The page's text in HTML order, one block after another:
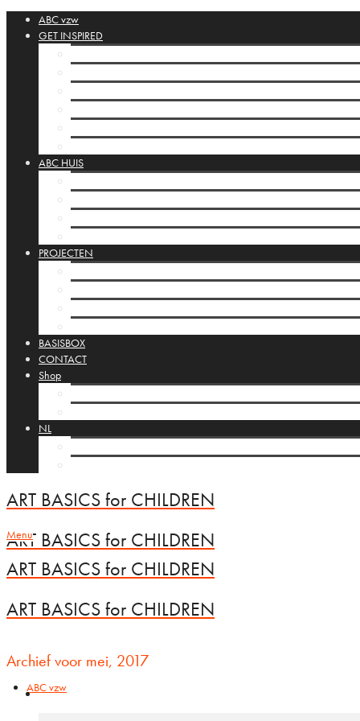
ABC vzw
GET INSPIRED
ABC HUIS
PROJECTEN
BASISBOX
CONTACT
Shop
NL
ART BASICS for CHILDREN
ART BASICS for CHILDREN
Menu
ART BASICS for CHILDREN
ART BASICS for CHILDREN
ABC vzw
Archief voor mei, 2017